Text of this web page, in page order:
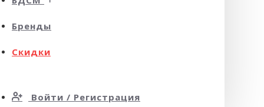
Бренды
Скидки
Войти / Регистрация